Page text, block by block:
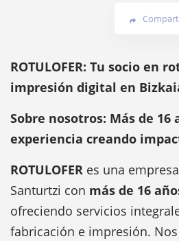
ROTULOFER: Tu socio en
impresión digital en
Sobre nosotros: Más de 16
experiencia creando
ROTULOFER es una
Santurtzi con más de 16
ofreciendo servicios
fabricación e impresión.